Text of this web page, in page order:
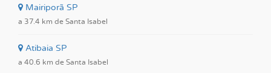
Mairiporã SP
a 37.4 km de Santa Isabel
Atibaia SP
a 40.6 km de Santa Isabel